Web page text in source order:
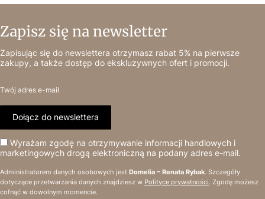
Zapisz się na newsletter
Zapisując się do newslettera otrzymasz rabat 5% na pierwsze
zakupy, a także dostęp do ekskluzywnych ofert i promocji.
Twój adres e-mail
Dołącz do newslettera
Wyrażam zgodę na otrzymywanie informacji handlowych i
marketingowych drogą elektroniczną na podany adres e-mail.
Administratorem danych osobowych jest Domelia – Renata Rybak. Szczegóły
dotyczące przetwarzania danych znajdziesz w Polityce prywatności. Zgodę możesz
cofnąć w dowolnym momencie.